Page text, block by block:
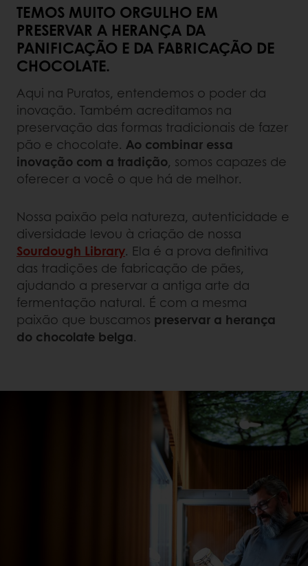
TEMOS MUITO ORGULHO EM
PRESERVAR A HERANÇA DA
PANIFICAÇÃO E DA FABRICAÇÃO DE
CHOCOLATE.
Aqui na Puratos, entendemos o poder da
inovação. Também acreditamos na
preservação das formas tradicionais de fazer
pão e chocolate. Ao combinar essa
inovação com a tradição, somos capazes de
oferecer a você o que há de melhor.
Nossa paixão pela natureza, autenticidade e
diversidade levou à criação de nossa
Sourdough Library. Ela é a prova definitiva
das tradições de fabricação de pães,
ajudando a preservar a antiga arte da
fermentação natural. É com a mesma
paixão que buscamos preservar a herança
do chocolate belga.